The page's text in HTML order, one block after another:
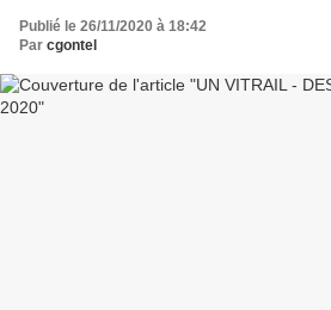
Publié le 26/11/2020 à 18:42
Par cgontel